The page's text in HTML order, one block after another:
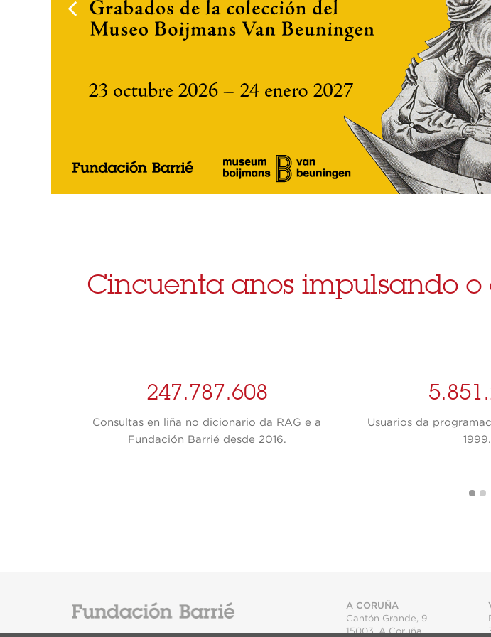
Cincuenta anos impulsando
247.787.608
Consultas en liña no dicionario da RAG e a
Fundación Barrié desde 2016.
Usuarios da
1999.
A CORUÑA
Cantón Grande, 9
15003,A Coruña